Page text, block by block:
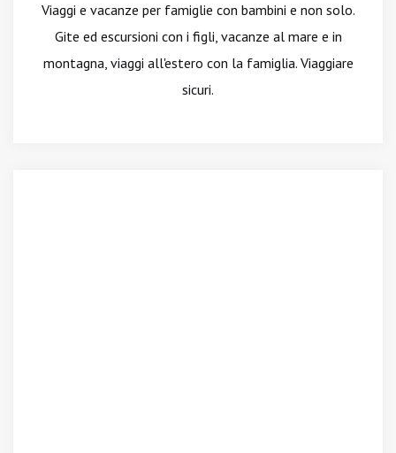
Viaggi e vacanze per famiglie con bambini e non solo.
Gite ed escursioni con i figli, vacanze al mare e in
montagna, viaggi all'estero con la famiglia. Viaggiare
sicuri.